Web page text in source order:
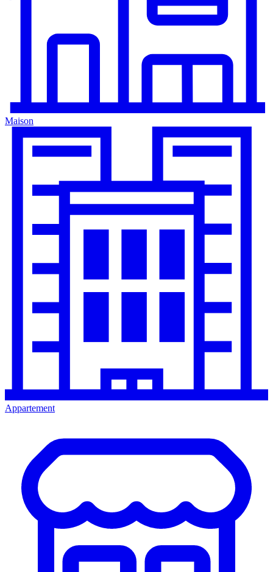
Maison
Appartement